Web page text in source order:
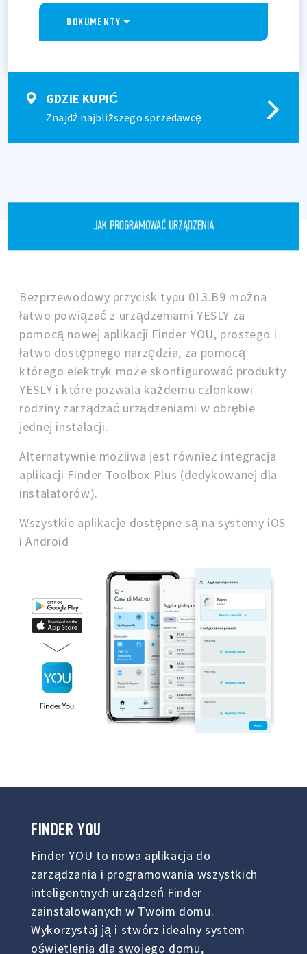
DOKUMENTY
GDZIE KUPIĆ
Znajdź najbliższego sprzedawcę
JAK PROGRAMOWAĆ URZĄDZENIA
Bezprzewodowy przycisk typu 013.B9 można
łatwo powiązać z urządzeniami YESLY za
pomocą nowej aplikacji Finder YOU, prostego i
łatwo dostępnego narzędzia, za pomocą
którego elektryk może skonfigurować produkty
YESLY i które pozwala każdemu członkowi
rodziny zarządzać urządzeniami w obrębie
jednej instalacji.
Alternatywnie możliwa jest również integracja
aplikacji Finder Toolbox Plus (dedykowanej dla
instalatorów).
Wszystkie aplikacje dostępne są na systemy iOS
i Android
FINDERYOU
Finder YOU to nowa aplikacja do
zarządzania i programowania wszystkich
inteligentnych urządzeń Finder
zainstalowanych w Twoim domu.
Wykorzystaj ją i stwórz idealny system
oświetlenia dla swojego domu,